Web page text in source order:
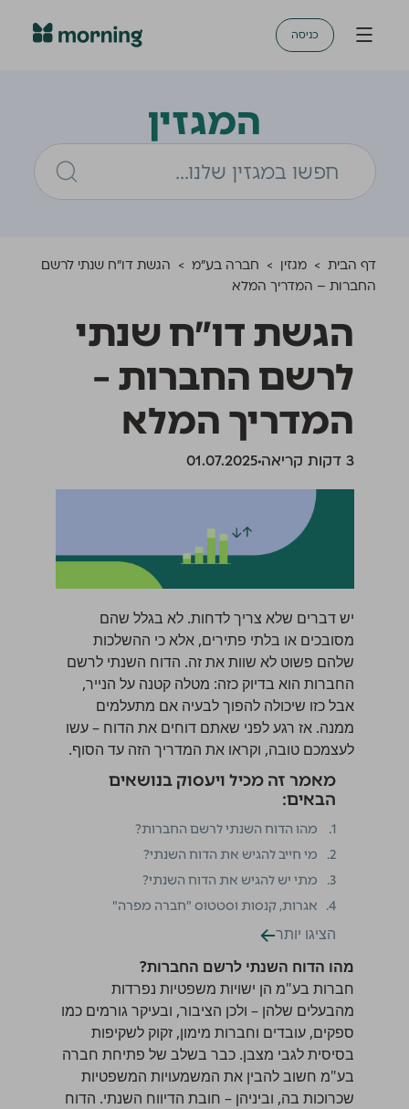
כניסה
המגזין
דף הבית > מגזין > חברה בע"מ > הגשת דו״ח שנתי לרשם
החברות – המדריך המלא
הגשת דו״ח שנתי
לרשם החברות –
המדריך המלא
‫3 דקות קריאה 01.07.2025
יש דברים שלא צריך לדחות. לא בגלל שהם
מסובכים או בלתי פתירים, אלא כי ההשלכות
שלהם פשוט לא שוות את זה. הדוח השנתי לרשם
החברות הוא בדיוק כזה: מטלה קטנה על הנייר,
אבל כזו שיכולה להפוך לבעיה אם מתעלמים
ממנה. אז רגע לפני שאתם דוחים את הדוח – עשו
לעצמכם טובה, וקראו את המדריך הזה עד הסוף.
מאמר זה מכיל ויעסוק בנושאים
הבאים:
1.
מהו הדוח השנתי לרשם החברות?
2.
מי חייב להגיש את הדוח השנתי?
3.
מתי יש להגיש את הדוח השנתי?
4.
אגרות, קנסות וסטטוס "חברה מפרה"
הציגו יותר
מהו הדוח השנתי לרשם החברות?
חברות בע"מ הן ישויות משפטיות נפרדות
מהבעלים שלהן – ולכן הציבור, ובעיקר גורמים כמו
ספקים, עובדים וחברות מימון, זקוק לשקיפות
בסיסית לגבי מצבן. כבר בשלב של פתיחת חברה
בע"מ חשוב להבין את המשמעויות המשפטיות
שכרוכות בה, וביניהן – חובת הדיווח השנתי. הדוח